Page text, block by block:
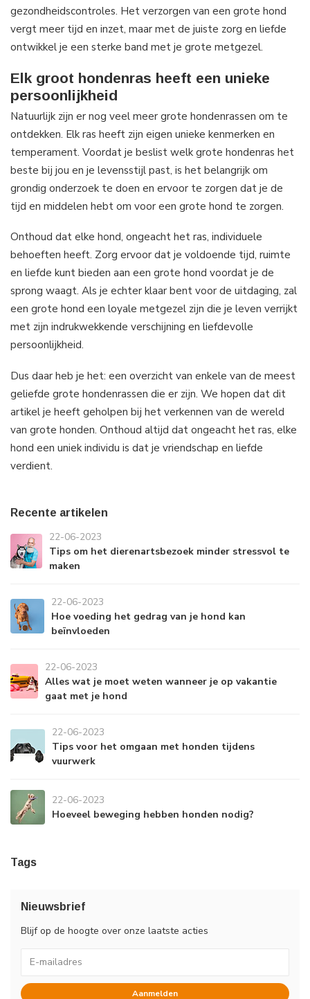
gezondheidscontroles. Het verzorgen van een grote hond
vergt meer tijd en inzet, maar met de juiste zorg en liefde
ontwikkel je een sterke band met je grote metgezel.
Elk groot hondenras heeft een unieke
persoonlijkheid
Natuurlijk zijn er nog veel meer grote hondenrassen om te
ontdekken. Elk ras heeft zijn eigen unieke kenmerken en
temperament. Voordat je beslist welk grote hondenras het
beste bij jou en je levensstijl past, is het belangrijk om
grondig onderzoek te doen en ervoor te zorgen dat je de
tijd en middelen hebt om voor een grote hond te zorgen.
Onthoud dat elke hond, ongeacht het ras, individuele
behoeften heeft. Zorg ervoor dat je voldoende tijd, ruimte
en liefde kunt bieden aan een grote hond voordat je de
sprong waagt. Als je echter klaar bent voor de uitdaging, zal
een grote hond een loyale metgezel zijn die je leven verrijkt
met zijn indrukwekkende verschijning en liefdevolle
persoonlijkheid.
Dus daar heb je het: een overzicht van enkele van de meest
geliefde grote hondenrassen die er zijn. We hopen dat dit
artikel je heeft geholpen bij het verkennen van de wereld
van grote honden. Onthoud altijd dat ongeacht het ras, elke
hond een uniek individu is dat je vriendschap en liefde
verdient.
Recente artikelen
22-06-2023
Tips om het dierenartsbezoek minder stressvol te
maken
22-06-2023
Hoe voeding het gedrag van je hond kan
beïnvloeden
22-06-2023
Alles wat je moet weten wanneer je op vakantie
gaat met je hond
22-06-2023
Tips voor het omgaan met honden tijdens
vuurwerk
22-06-2023
Hoeveel beweging hebben honden nodig?
Tags
Nieuwsbrief
Blijf op de hoogte over onze laatste acties
Aanmelden